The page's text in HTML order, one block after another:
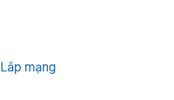
Lắp mạng